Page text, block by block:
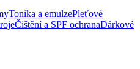
Tonika a emulzePleťové
Čištění a SPF ochranaDárkové